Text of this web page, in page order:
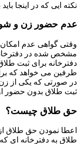
نکته ایی که در اینجا
عدم حضور زن و
وقتی گواهی عدم
مشخص شده در
دفترخانه برای ثبت
طرفین می خواهد که
در صورتی که یکی از زن
ثبت طلاق بدون حضور
حق طلاق چیست؟
اعطا نمودن حق طلاق
طلاق به دفترخانه ای